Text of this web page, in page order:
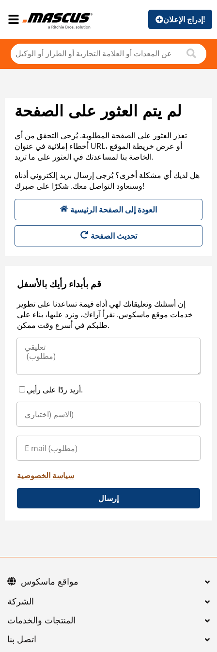
إدراج الإعلان!
لم يتم العثور على الصفحة
تعذر العثور على الصفحة المطلوبة. يُرجى التحقق من أي
أخطاء إملائية في عنوان URL، أو عرض خريطة الموقع
الخاصة بنا لمساعدتك في العثور على ما تريد.
هل لديك أي مشكلة أخرى؟ يُرجى إرسال بريد إلكتروني أدناه
وسنعاود التواصل معك. شكرًا على صبرك!
العودة إلى الصفحة الرئيسية
تحديث الصفحة
قم بأبداء رأيك بالأسفل
إن أسئلتك وتعليقاتك لهي أداة قيمة تساعدنا على تطوير
خدمات موقع ماسكوس. نقرأ آراءك، ونرد عليها، بناء على
طلبكم في أسرع وقت ممكن.
أريد ردًا على رأيي.
سياسة الخصوصية
إرسال
اتصل بنا
مواقع ماسكوس